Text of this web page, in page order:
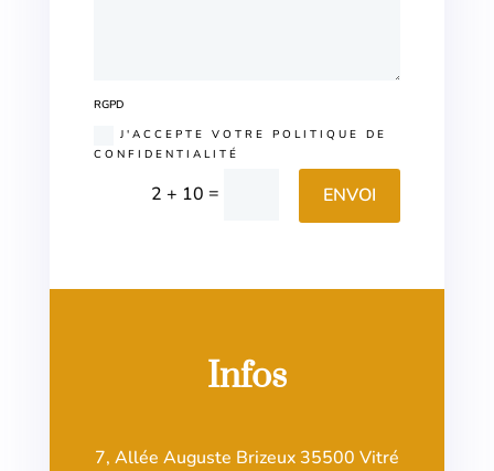
Infos
7, Allée Auguste Brizeux 35500 Vitré
RGPD
J'ACCEPTE VOTRE POLITIQUE DE
CONFIDENTIALITÉ
2 + 10 = ENVOI